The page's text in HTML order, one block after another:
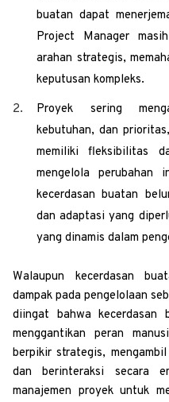
buatan dapat
Project Manager
arahan strategis,
keputusan kompleks.
Proyek sering
kebutuhan, dan
memiliki fleksibilitas
mengelola
kecerdasan buatan
dan adaptasi yang
yang dinamis dalam
Walaupun kecerdasan
dampak pada pengelolaan
diingat bahwa kecerdasan
menggantikan peran
berpikir strategis,
dan berinteraksi secara
manajemen proyek untuk